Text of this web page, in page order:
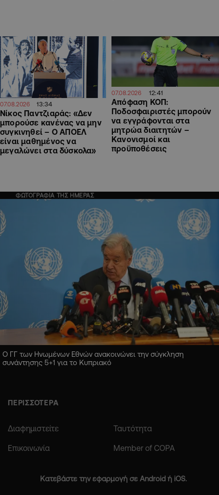
07.08.2026 13:34
Νίκος Παντζιαράς: «Δεν
μπορούσε κανένας να μην
συγκινηθεί – Ο ΑΠΟΕΛ
είναι μαθημένος να
μεγαλώνει στα δύσκολα»
07.08.2026 12:41
Απόφαση ΚΟΠ:
Ποδοσφαιριστές μπορούν
να εγγράφονται στα
μητρώα διαιτητών –
Κανονισμοί και
προϋποθέσεις
ΦΩΤΟΓΡΑΦΙΑ ΤΗΣ ΗΜΕΡΑΣ
Ο ΓΓ των Ηνωμένων Εθνών ανακοινώνει την σύγκληση
συνάντησης 5+1 για το Κυπριακό
ΠΕΡΙΣΣΟΤΕΡΑ
Διαφημιστείτε Ταυτότητα
Επικοινωνία Member of COPA
Κατεβάστε την εφαρμογή σε Android ή iOS.